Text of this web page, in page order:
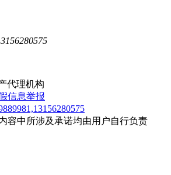
代理机构
信息举报
容中所涉及承诺均由用户自行负责